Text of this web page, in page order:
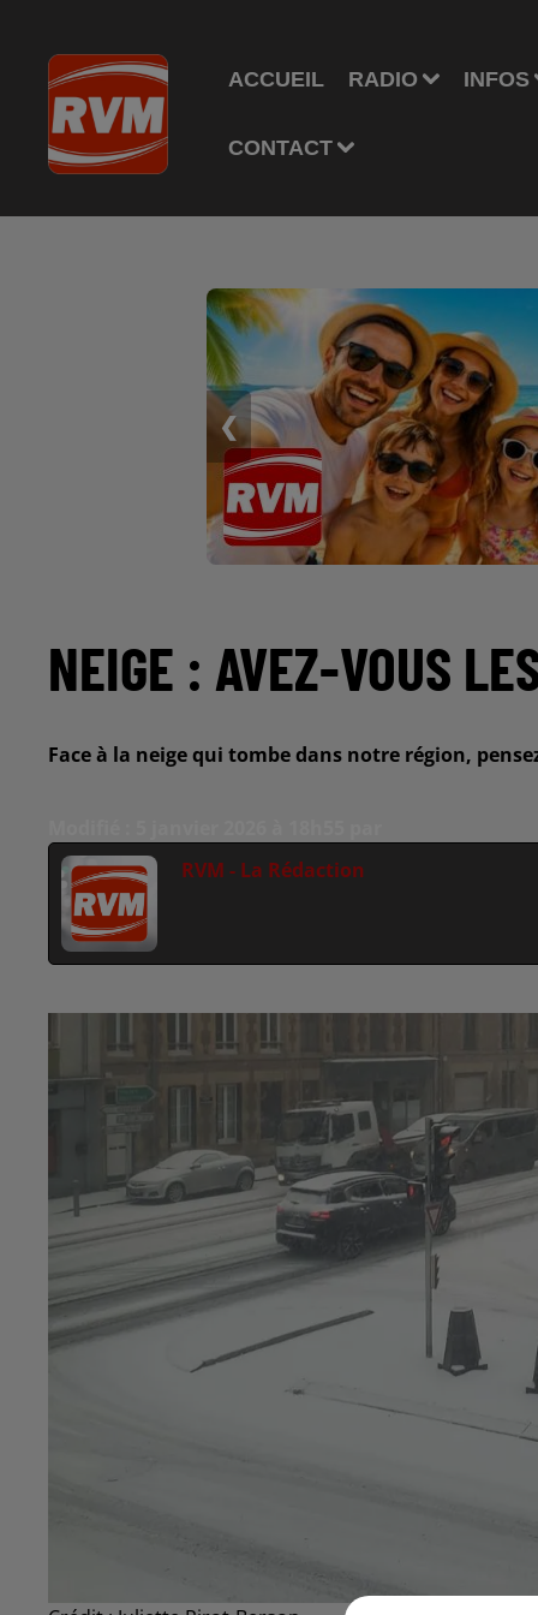
ACCUEIL RADIO INFOS
CONTACT
❮
NEIGE : AVEZ-VOUS
Face à la neige qui tombe dans notre région,
RVM - La Rédaction